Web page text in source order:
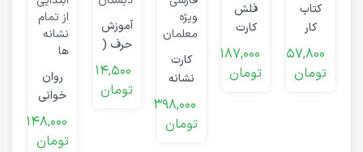
کتاب
کار
کلمه
سازی
57,800
تومان
فلش
کارت
الفبای
فارسی
187,000
تومان
کارت
نشانه
های
الفبا
398,000
تومان
آموزش
حرف (
اُ –ُ )
اول
دبستان
14,500
تومان
روان
خوانی
کلاس
اول
148,000
تومان